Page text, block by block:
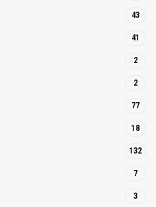
43
41
2
2
77
18
132
7
3